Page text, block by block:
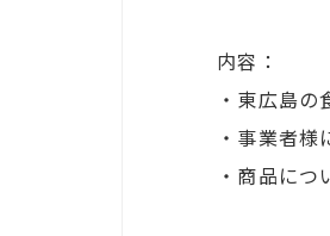
内容：
・東広島
・事業者
・商品につ